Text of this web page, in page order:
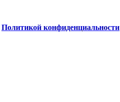
Политикой конфиденциальности